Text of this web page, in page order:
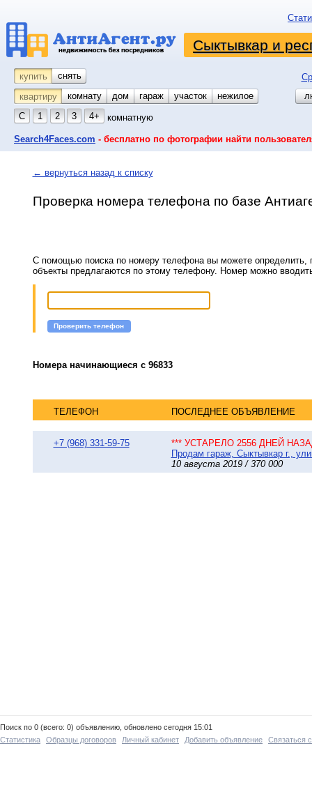
Сыктывкар и
купить снять
квартиру
комнату койко-место
дом гараж участок
нежилое
С
1 2 3 4+ комнатную
Search4Faces.com - бесплатно по фотографии найти
← вернуться назад к списку
Проверка номера телефона по базе
С помощью поиска по номеру телефона вы можете определить,
объекты предлагаются по этому телефону. Номер можно
Проверить телефон
Номера начинающиеся с 96833
ТЕЛЕФОН ПОСЛЕДНЕЕ ОБЪЯВЛЕНИЕ
+7 (968) 331-59-75
*** УСТАРЕЛО 2556 ДНЕЙ
Продам гараж, Сыктывкар г.,
10 августа 2019 / 370 000
Поиск по 0 (всего: 0) объявлению, обновлено сегодня 15:01
Статистика
Образцы договоров Личный кабинет Добавить объявление Связаться